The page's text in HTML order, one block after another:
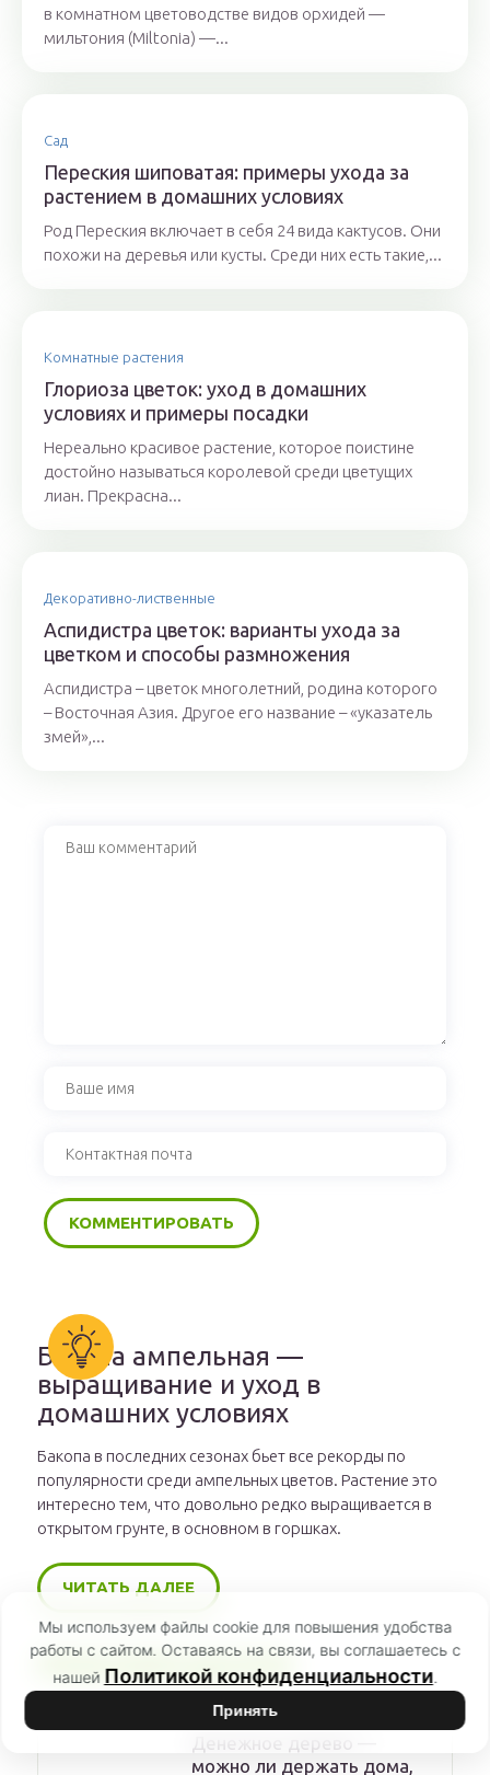
в комнатном цветоводстве видов орхидей —
мильтония (Miltonia) —...
Сад
Переския шиповатая: примеры ухода за
растением в домашних условиях
Род Переския включает в себя 24 вида кактусов. Они
похожи на деревья или кусты. Среди них есть такие,...
Комнатные растения
Глориоза цветок: уход в домашних
условиях и примеры посадки
Нереально красивое растение, которое поистине
достойно называться королевой среди цветущих
лиан. Прекрасна...
Декоративно-лиственные
Аспидистра цветок: варианты ухода за
цветком и способы размножения
Аспидистра – цветок многолетний, родина которого
– Восточная Азия. Другое его название – «указатель
змей»,...
Бакопа ампельная —
выращивание и уход в
домашних условиях
Бакопа в последних сезонах бьет все рекорды по
популярности среди ампельных цветов. Растение это
интересно тем, что довольно редко выращивается в
открытом грунте, в основном в горшках.
ЧИТАТЬ ДАЛЕЕ
РЕКОМЕНДУЕМ
Денежное дерево —
можно ли держать дома,
Мы используем файлы cookie для повышения удобства
работы с сайтом. Оставаясь на связи, вы соглашаетесь с
нашей Политикой конфиденциальности.
Принять